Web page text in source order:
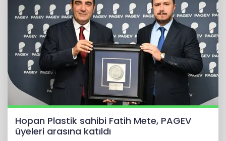
Hopan Plastik sahibi Fatih Mete, PAGEV
üyeleri arasına katıldı